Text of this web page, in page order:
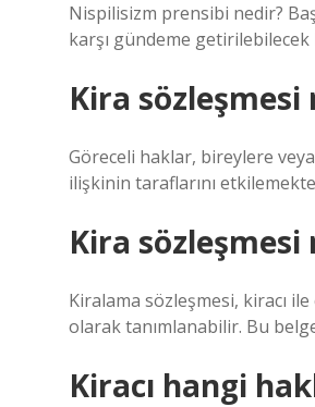
Nispilisizm prensibi nedir?
karşı gündeme
Kira sözleşmesi
Göreceli haklar, bireylere
ilişkinin taraflarını
Kira
Kiralama sözleşmesi, kiracı
olarak tanımlanabilir. Bu
Kiracı hangi